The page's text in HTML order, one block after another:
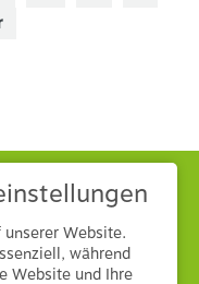
KG
Website.
während
Website und Ihre